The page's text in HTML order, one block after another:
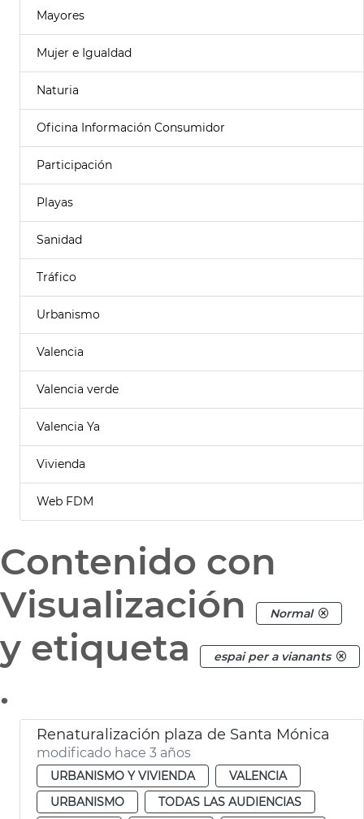
Mayores
Mujer e Igualdad
Naturia
Oficina Información Consumidor
Participación
Playas
Sanidad
Tráfico
Urbanismo
Valencia
Valencia verde
Valencia Ya
Vivienda
Web FDM
Contenido con
Visualización
Normal
y etiqueta espai per a vianants
.
Renaturalización plaza de Santa Mónica
modificado hace 3 años
URBANISMO Y VIVIENDA
VALENCIA
URBANISMO
TODAS LAS AUDIENCIAS